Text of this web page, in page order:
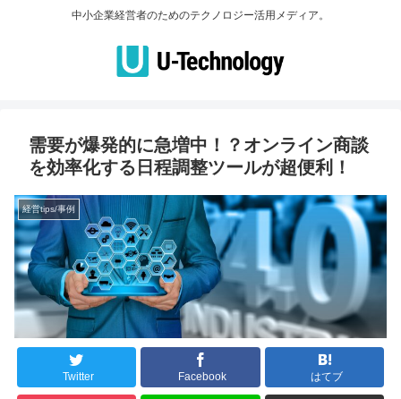
中小企業経営者のためのテクノロジー活用メディア。
需要が爆発的に急増中！？オンライン商談
を効率化する日程調整ツールが超便利！
経営tips/事例
Twitter Facebook はてブ